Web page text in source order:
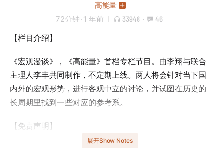
高能量
72分钟 · 1 年前 33948 · 46
【栏目介绍】
《宏观漫谈》，《高能量》首档专栏节目。由李翔与联合
主理人李丰共同制作，不定期上线。两人将会针对当下国
内外的宏观形势，进行客观中立的讨论，并试图在历史的
长周期里找到一些对应的参考系。
【免责声明】
展开Show Notes